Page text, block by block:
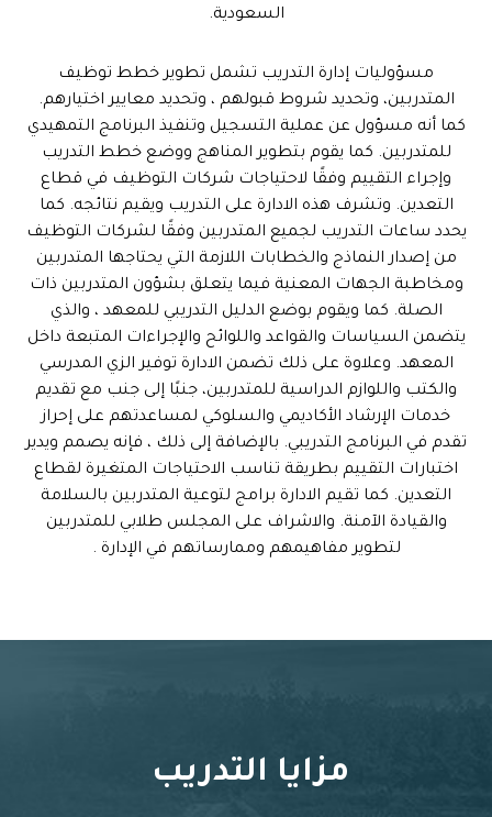
السعودية.
مسؤوليات إدارة التدريب تشمل تطوير خطط توظيف
المتدربين، وتحديد شروط قبولهم ، وتحديد معايير اختيارهم.
كما أنه مسؤول عن عملية التسجيل وتنفيذ البرنامج التمهيدي
للمتدربين. كما يقوم بتطوير المناهج ووضع خطط التدريب
وإجراء التقييم وفقًا لاحتياجات شركات التوظيف في قطاع
التعدين. وتشرف هذه الادارة على التدريب ويقيم نتائجه. كما
يحدد ساعات التدريب لجميع المتدربين وفقًا لشركات التوظيف
من إصدار النماذج والخطابات اللازمة التي يحتاجها المتدربين
ومخاطبة الجهات المعنية فيما يتعلق بشؤون المتدربين ذات
الصلة. كما ويقوم بوضع الدليل التدريبي للمعهد ، والذي
يتضمن السياسات والقواعد واللوائح والإجراءات المتبعة داخل
المعهد. وعلاوة على ذلك تضمن الادارة توفير الزي المدرسي
والكتب واللوازم الدراسية للمتدربين، جنبًا إلى جنب مع تقديم
خدمات الإرشاد الأكاديمي والسلوكي لمساعدتهم على إحراز
تقدم في البرنامج التدريبي. بالإضافة إلى ذلك ، فإنه يصمم ويدير
اختبارات التقييم بطريقة تناسب الاحتياجات المتغيرة لقطاع
التعدين. كما تقيم الادارة برامج لتوعية المتدربين بالسلامة
والقيادة الآمنة. والاشراف على المجلس طلابي للمتدربين
لتطوير مفاهيمهم وممارساتهم في الإدارة .
مزايا التدريب